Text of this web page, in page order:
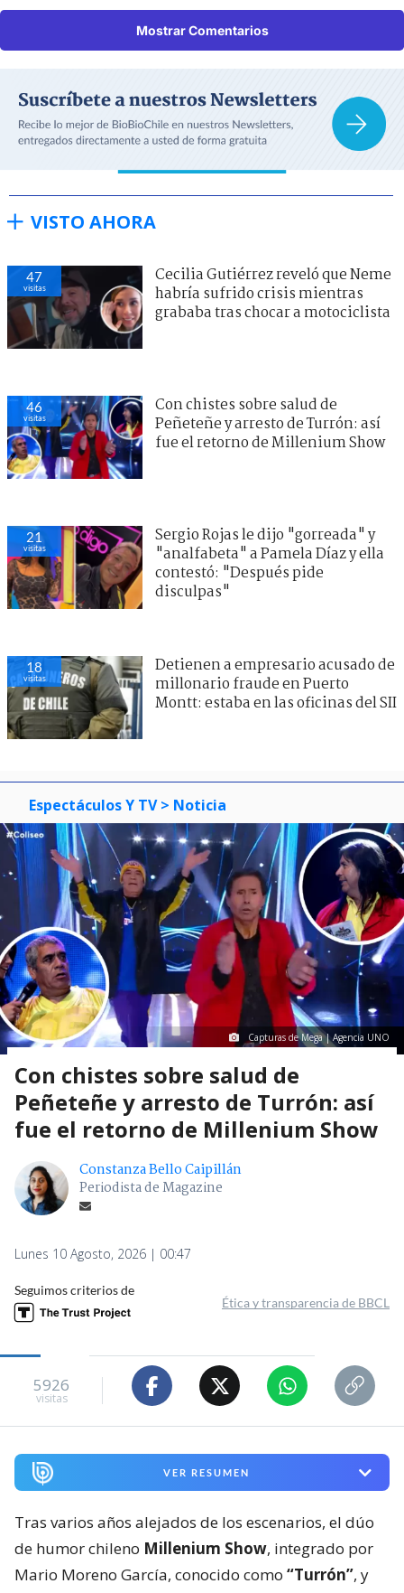
Mostrar Comentarios
VISTO AHORA
47
visitas
Cecilia Gutiérrez reveló que Neme
habría sufrido crisis mientras
grababa tras chocar a motociclista
46
visitas
Con chistes sobre salud de
Peñeteñe y arresto de Turrón: así
fue el retorno de Millenium Show
21
visitas
Sergio Rojas le dijo "gorreada" y
"analfabeta" a Pamela Díaz y ella
contestó: "Después pide
disculpas"
18
visitas
Detienen a empresario acusado de
millonario fraude en Puerto
Montt: estaba en las oficinas del SII
Espectáculos Y TV > Noticia
Capturas de Mega | Agencia UNO
Con chistes sobre salud de
Peñeteñe y arresto de Turrón: así
fue el retorno de Millenium Show
Constanza Bello Caipillán
Periodista de Magazine
Lunes 10 Agosto, 2026 | 00:47
Seguimos criterios de
Ética y transparencia de BBCL
5926
visitas
VER RESUMEN
Tras varios años alejados de los escenarios, el dúo
de humor chileno Millenium Show, integrado por
Mario Moreno García, conocido como “Turrón”, y